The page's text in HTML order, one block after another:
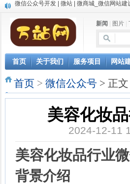
中英文双语网站建设
微信小程序开发
微信公众号开发 | 微站 | 微商城_微信网站建设
新闻 图片
首页 关于我们 服务项目 网站
首页 > 微信公众号 > 正文
美容化妆
2024-12-11
美容化妆品行业
背景介绍